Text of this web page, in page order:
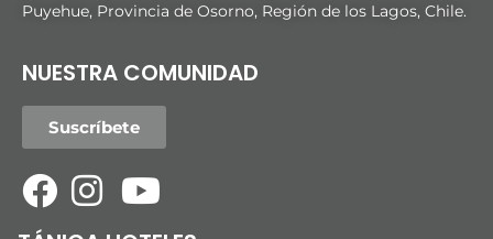
Puyehue, Provincia de Osorno, Región de los Lagos, Chile.
NUESTRA COMUNIDAD
Suscríbete